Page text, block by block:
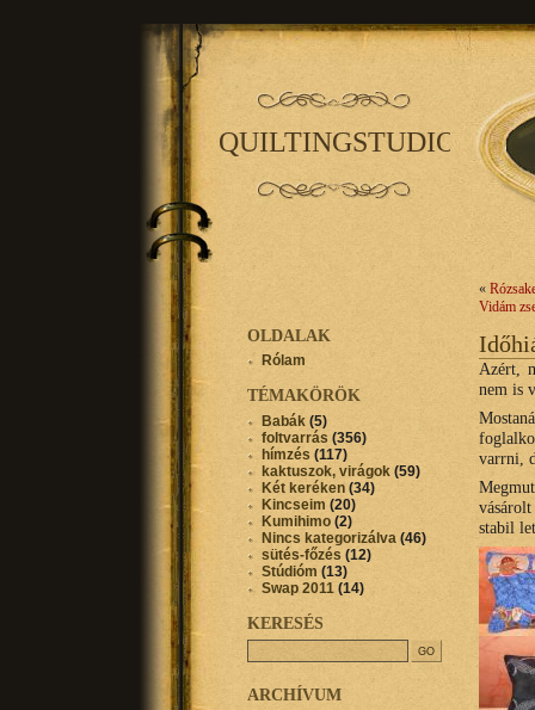
QUILTINGSTUDIO
«
Vidám
Azért,
nem is
varrni,
stabil
OLDALAK
Rólam
TÉMAKÖRÖK
Babák (5)
foltvarrás (356)
hímzés (117)
kaktuszok, virágok (59)
Két keréken (34)
Kincseim (20)
Kumihimo (2)
Nincs kategorizálva (46)
sütés-főzés (12)
Stúdióm (13)
Swap 2011 (14)
KERESÉS
ARCHÍVUM